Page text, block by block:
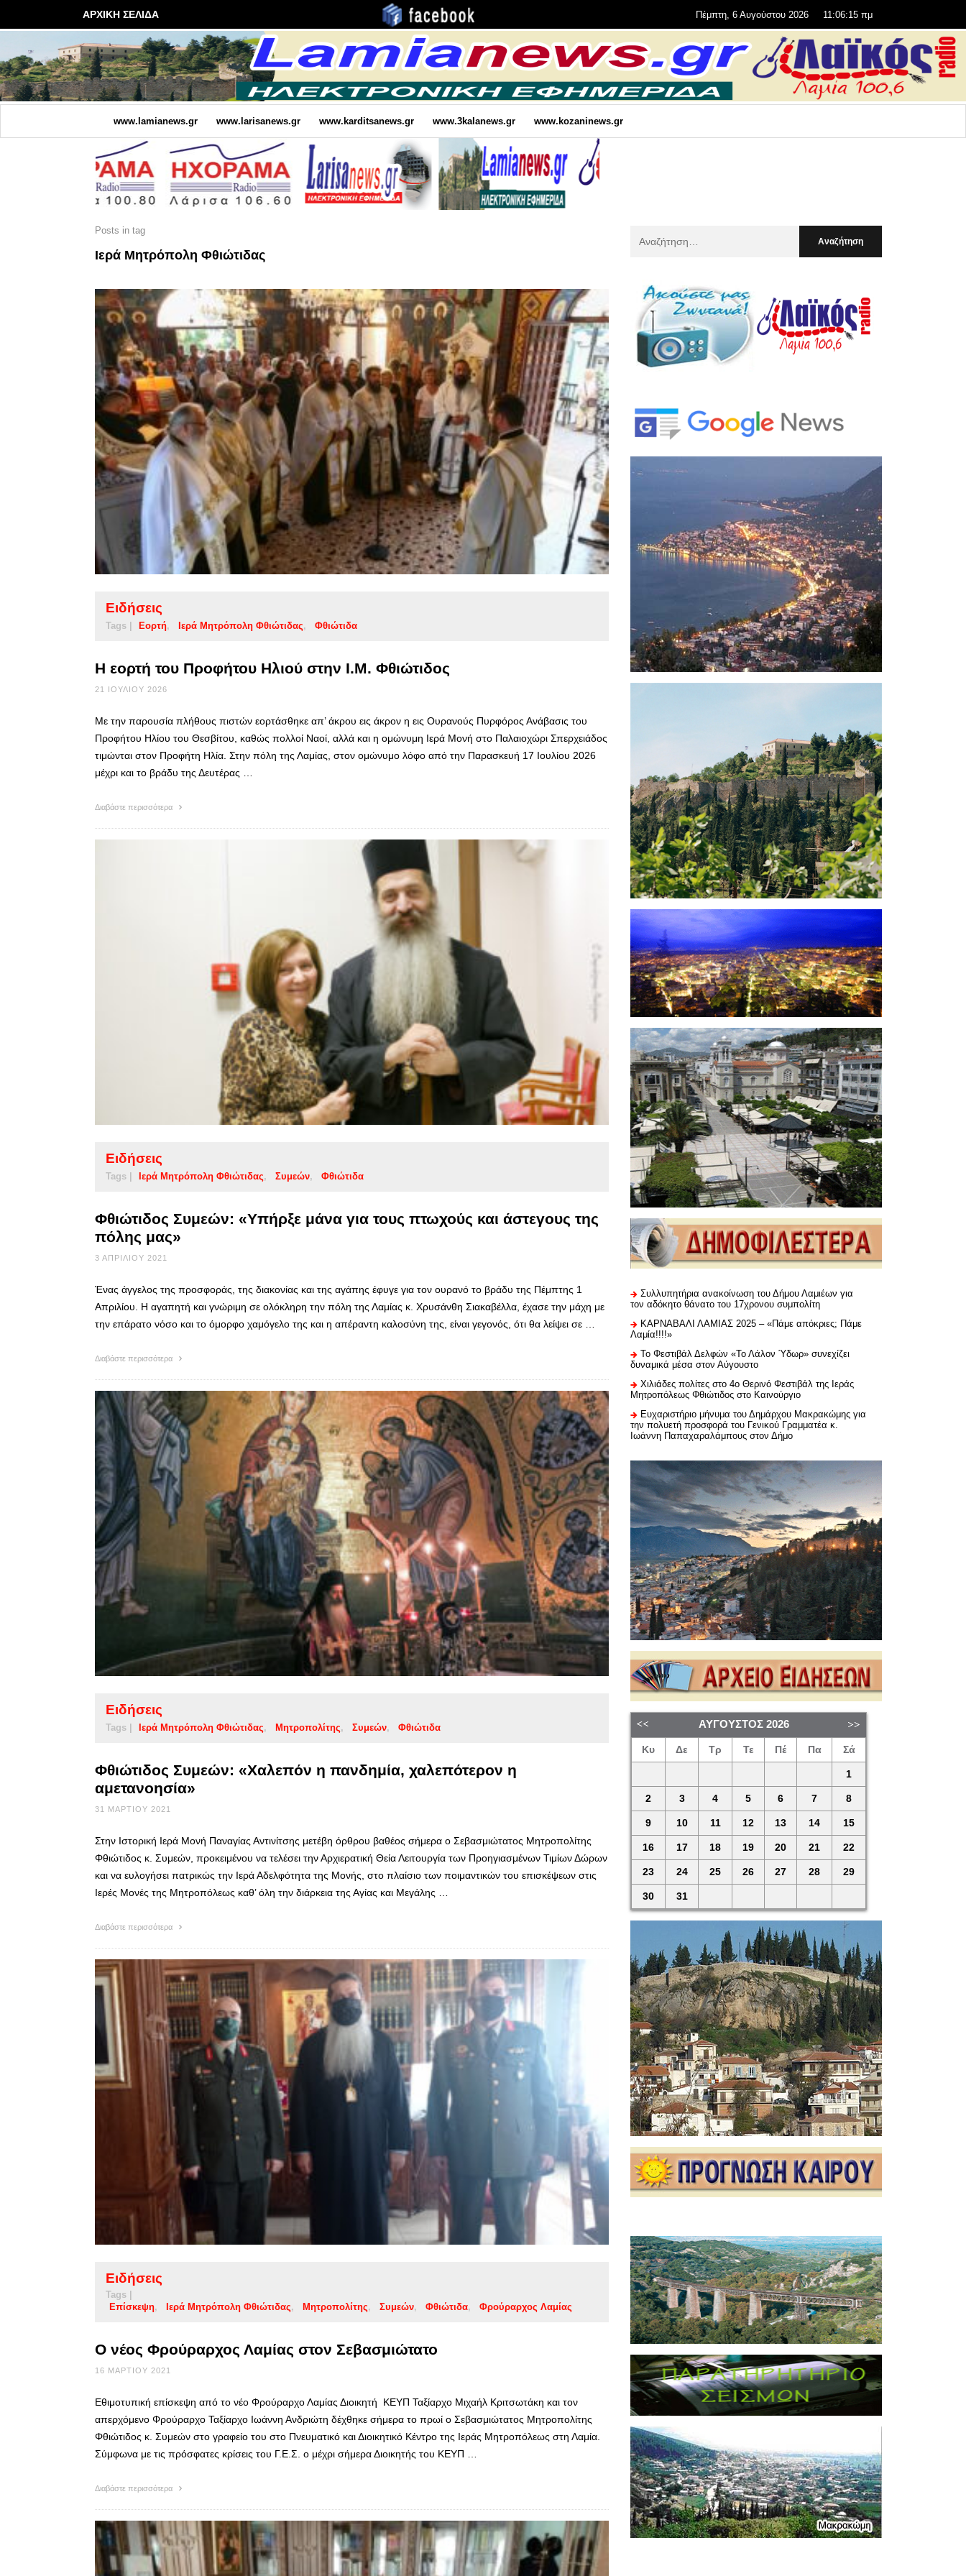
ΑΡΧΙΚΗ ΣΕΛΙΔΑ Πέμπτη, 6 Αυγούστου 2026 11:06:17 πμ
www.lamianews.gr www.larisanews.gr www.karditsanews.gr www.3kalanews.gr www.kozaninews.gr
Posts in tag
Ιερά Μητρόπολη Φθιώτιδας
Ειδήσεις
Tags | Εορτή Ιερά Μητρόπολη Φθιώτιδας Φθιώτιδα
Η εορτή του Προφήτου Ηλιού στην Ι.Μ. Φθιώτιδος
21 ΙΟΥΛΊΟΥ 2026
Με την παρουσία πλήθους πιστών εορτάσθηκε απ’ άκρου εις άκρον η εις Ουρανούς Πυρφόρος Ανάβασις του
Προφήτου Ηλίου του Θεσβίτου, καθώς πολλοί Ναοί, αλλά και η ομώνυμη Ιερά Μονή στο Παλαιοχώρι Σπερχειάδος
τιμώνται στον Προφήτη Ηλία. Στην πόλη της Λαμίας, στον ομώνυμο λόφο από την Παρασκευή 17 Ιουλίου 2026
μέχρι και το βράδυ της Δευτέρας …
Διαβάστε περισσότερα
Ειδήσεις
Tags | Ιερά Μητρόπολη Φθιώτιδας Συμεών Φθιώτιδα
Φθιώτιδος Συμεών: «Υπήρξε μάνα για τους πτωχούς και άστεγους της
πόλης μας»
3 ΑΠΡΙΛΊΟΥ 2021
Ένας άγγελος της προσφοράς, της διακονίας και της αγάπης έφυγε για τον ουρανό το βράδυ της Πέμπτης 1
Απριλίου. Η αγαπητή και γνώριμη σε ολόκληρη την πόλη της Λαμίας κ. Χρυσάνθη Σιακαβέλλα, έχασε την μάχη με
την επάρατο νόσο και το όμορφο χαμόγελο της και η απέραντη καλοσύνη της, είναι γεγονός, ότι θα λείψει σε …
Διαβάστε περισσότερα
Ειδήσεις
Tags | Ιερά Μητρόπολη Φθιώτιδας Μητροπολίτης Συμεών Φθιώτιδα
Φθιώτιδος Συμεών: «Χαλεπόν η πανδημία, χαλεπότερον η
αμετανοησία»
31 ΜΑΡΤΊΟΥ 2021
Στην Ιστορική Ιερά Μονή Παναγίας Αντινίτσης μετέβη όρθρου βαθέος σήμερα ο Σεβασμιώτατος Μητροπολίτης
Φθιώτιδος κ. Συμεών, προκειμένου να τελέσει την Αρχιερατική Θεία Λειτουργία των Προηγιασμένων Τιμίων Δώρων
και να ευλογήσει πατρικώς την Ιερά Αδελφότητα της Μονής, στο πλαίσιο των ποιμαντικών του επισκέψεων στις
Ιερές Μονές της Μητροπόλεως καθ’ όλη την διάρκεια της Αγίας και Μεγάλης …
Διαβάστε περισσότερα
Ειδήσεις
Tags |
Επίσκεψη
Ιερά Μητρόπολη Φθιώτιδας Μητροπολίτης Συμεών Φθιώτιδα Φρούραρχος Λαμίας
Ο νέος Φρούραρχος Λαμίας στον Σεβασμιώτατο
16 ΜΑΡΤΊΟΥ 2021
Εθιμοτυπική επίσκεψη από το νέο Φρούραρχο Λαμίας Διοικητή ΚΕΥΠ Ταξίαρχο Μιχαήλ Κριτσωτάκη και τον
απερχόμενο Φρούραρχο Ταξίαρχο Ιωάννη Ανδριώτη δέχθηκε σήμερα το πρωί ο Σεβασμιώτατος Μητροπολίτης
Φθιώτιδος κ. Συμεών στο γραφείο του στο Πνευματικό και Διοικητικό Κέντρο της Ιεράς Μητροπόλεως στη Λαμία.
Σύμφωνα με τις πρόσφατες κρίσεις του Γ.Ε.Σ. ο μέχρι σήμερα Διοικητής του ΚΕΥΠ …
Διαβάστε περισσότερα
Συλλυπητήρια ανακοίνωση του Δήμου Λαμιέων για
τον αδόκητο θάνατο του 17χρονου συμπολίτη
ΚΑΡΝΑΒΑΛΙ ΛΑΜΙΑΣ 2025 – «Πάμε απόκριες; Πάμε
Λαμία!!!!»
Το Φεστιβάλ Δελφών «Το Λάλον Ύδωρ» συνεχίζει
δυναμικά μέσα στον Αύγουστο
Χιλιάδες πολίτες στο 4ο Θερινό Φεστιβάλ της Ιεράς
Μητροπόλεως Φθιώτιδος στο Καινούργιο
Ευχαριστήριo μήνυμα του Δημάρχου Μακρακώμης για
την πολυετή προσφορά του Γενικού Γραμματέα κ.
Ιωάννη Παπαχαραλάμπους στον Δήμο
ΑΎΓΟΥΣΤΟΣ 2026
Κυ Δε Τρ Τε Πέ Πα Σά
1
2 3 4 5 6 7 8
9 10 11 12 13 14 15
16 17 18 19 20 21 22
23 24 25 26 27 28 29
30 31